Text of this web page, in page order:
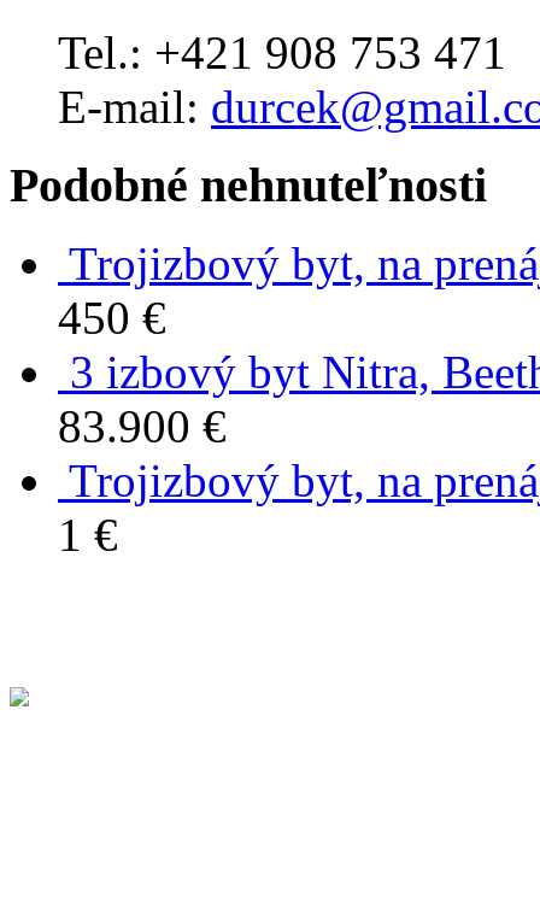
Tel.: +421 908 753 471
E-mail:
Podobné nehnuteľnosti
Trojizbový byt, na
450 €
3 izbový byt Nitra,
83.900 €
Trojizbový byt, na
1 €